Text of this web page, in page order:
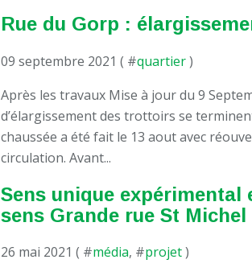
Rue du Gorp :
09 septembre 2021 ( #quartier)
Après les travaux Mise à jour du 9
d’élargissement des trottoirs se
chaussée a été fait le 13 aout avec
circulation. Avant...
Sens unique
sens Grande rue St Michel
26 mai 2021 ( #média, #projet)